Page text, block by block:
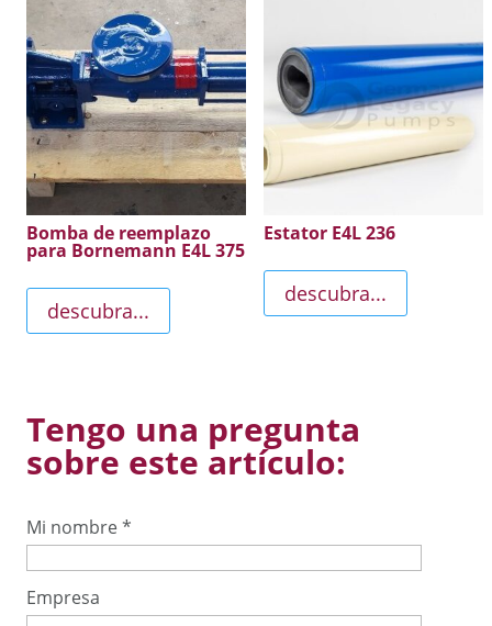
Bomba de reemplazo
para Bornemann E4L 375
descubra...
Estator E4L 236
descubra...
Tengo una pregunta
sobre este artículo:
Mi nombre*
Empresa